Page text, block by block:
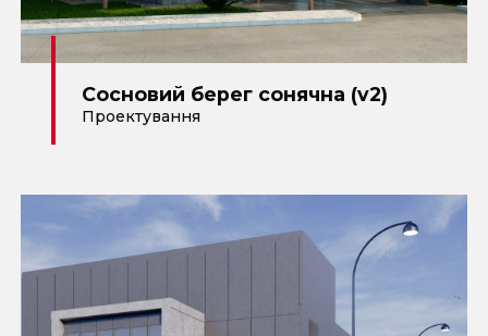
Сосновий берег сонячна (v2)
Проектування